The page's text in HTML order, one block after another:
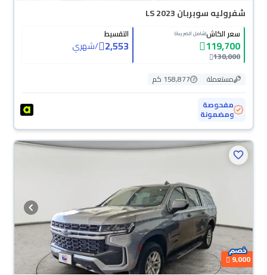
شفروليه سوبربان LS 2023
سعر الكاش(شامل الضريبة)
119,700
130,000
التقسيط
2,553
/شهري
مستعملة
158,877 كم
مفحوصة
ومضمونة
9,000